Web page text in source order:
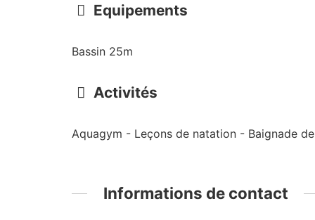
Equipements
Bassin 25m
Activités
Aquagym - Leçons de natation - Baignade
Informations de contact